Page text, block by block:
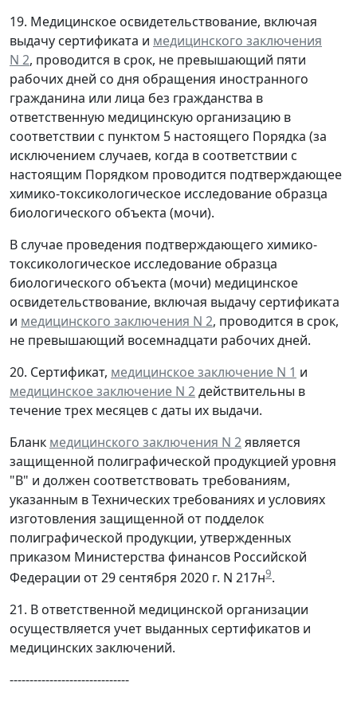
19. Медицинское освидетельствование, включая
выдачу сертификата и медицинского заключения
N 2, проводится в срок, не превышающий пяти
рабочих дней со дня обращения иностранного
гражданина или лица без гражданства в
ответственную медицинскую организацию в
соответствии с пунктом 5 настоящего Порядка (за
исключением случаев, когда в соответствии с
настоящим Порядком проводится подтверждающее
химико-токсикологическое исследование образца
биологического объекта (мочи).
В случае проведения подтверждающего химико-
токсикологическое исследование образца
биологического объекта (мочи) медицинское
освидетельствование, включая выдачу сертификата
и медицинского заключения N 2, проводится в срок,
не превышающий восемнадцати рабочих дней.
20. Сертификат, медицинское заключение N 1 и
медицинское заключение N 2действительны в
течение трех месяцев с даты их выдачи.
Бланк медицинского заключения N 2является
защищенной полиграфической продукцией уровня
"В" и должен соответствовать требованиям,
указанным в Технических требованиях и условиях
изготовления защищенной от подделок
полиграфической продукции, утвержденных
приказом Министерства финансов Российской
Федерации от 29 сентября 2020 г. N 217н9.
21. В ответственной медицинской организации
осуществляется учет выданных сертификатов и
медицинских заключений.
------------------------------